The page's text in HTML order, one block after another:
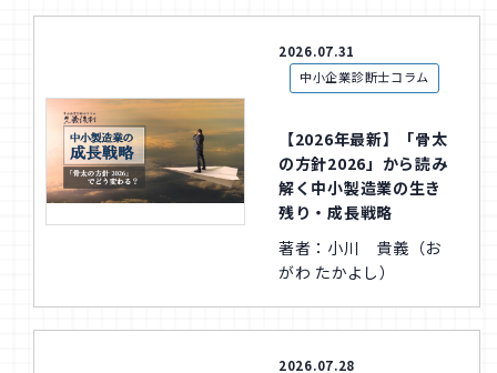
2026.07.31
中小企業診断士コラム
【2026年最新】「骨太
の方針2026」から読み
解く中小製造業の生き
残り・成長戦略
著者：小川 貴義（お
がわ たかよし）
2026.07.28